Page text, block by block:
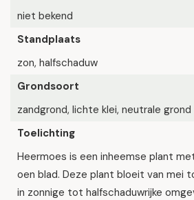
niet bekend
Standplaats
zon, halfschaduw
Grondsoort
zandgrond, lichte klei, neutrale grond
Toelichting
Heermoes is een inheemse plant
oen blad. Deze plant bloeit van mei
in zonnige tot halfschaduwrijke